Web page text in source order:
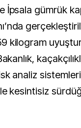
İpsala gümrük
kilogram
analiz
kesintisiz